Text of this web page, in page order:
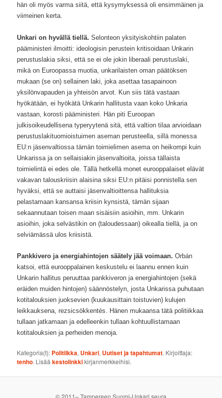
hän oli myös varma siitä, että kysymyksessä oli ensimmäinen ja
viimeinen kerta.
Unkari on hyvällä tiellä. Selonteon yksityiskohtiin palaten
pääministeri ilmoitti: ideologisin perustein kritisoidaan Unkarin
perustuslakia siksi, että se ei ole jokin liberaali perustuslaki,
mikä on Euroopassa muotia, unkarilaisten oman päätöksen
mukaan (se on) sellainen laki, joka asettaa tasapainoon
yksilönvapauden ja yhteisön arvot. Kun siis tätä vastaan
hyökätään, ei hyökätä Unkarin hallitusta vaan koko Unkaria
vastaan, korosti pääministeri. Hän piti Euroopan
julkisoikeudellisena typeryytenä sitä, että valtion tilaa arvioidaan
perustuslakituomioistuimen aseman perusteella, sillä monessa
EU:n jäsenvaltiossa tämän toimielimen asema on heikompi kuin
Unkarissa ja on sellaisiakin jäsenvaltioita, joissa tällaista
toimielintä ei edes ole. Tällä hetkellä monet eurooppalaiset elävät
vakavan talouskriisin alaisina siksi EU:n pitäisi ponnistella sen
hyväksi, että se auttaisi jäsenvaltioittensa hallituksia
pelastamaan kansansa kriisin kynsistä, tämän sijaan
sekaannutaan toisen maan sisäisiin asioihin, mm. Unkarin
asioihin, joka selvästikin on (taloudessaan) oikealla tiellä, ja on
selviämässä ulos kriisistä.
Pankkivero ja energiahintojen säätely jää voimaan. Orbán
katsoi, että eurooppalainen keskustelu ei laannu ennen kuin
Unkarin hallitus peruuttaa pankkiveron ja energiahintojen (sekä
eräiden muiden hintojen) säännöstelyn, josta Unkarissa puhutaan
kotitalouksien juoksevien (kuukausittain toistuvien) kulujen
leikkauksena, rezsicsökkentés. Hänen mukaansa tätä politiikkaa
tullaan jatkamaan ja edelleenkin tullaan kohtuullistamaan
kotitalouksien ja perheiden menoja.
Kategoria(t): Politiikka, Unkari, Uutiset ja tapahtumat. Kirjoittaja:
tenho. Lisääkestolinkkikirjanmerkkeihisi.